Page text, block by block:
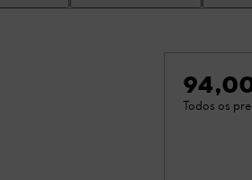
Todos os